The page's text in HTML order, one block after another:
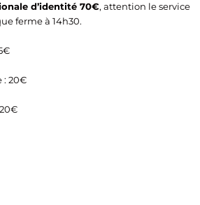
d’identité 70€, attention le service
ferme à 14h30.
: 20€